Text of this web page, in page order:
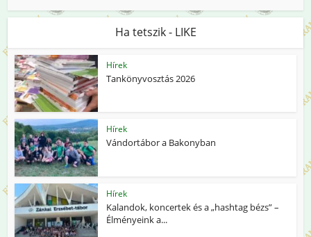
Ha tetszik - LIKE
Hírek
Tankönyvosztás 2026
Hírek
Vándortábor a Bakonyban
Hírek
Kalandok, koncertek és a „hashtag bézs” –
Élményeink a...